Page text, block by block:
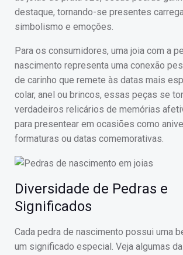
destaque, tornando-se presentes
simbolismo e emoções.
Para os consumidores, uma joia com a
nascimento representa uma conexão
de carinho que remete às datas mais
colar, anel ou brincos, essas peças se
verdadeiros relicários de memórias
para presentear em ocasiões como
formaturas ou datas comemorativas.
Diversidade de Pedras e
Significados
Cada pedra de nascimento possui uma
um significado especial. Veja algumas